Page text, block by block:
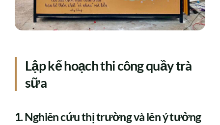
Lập kế hoạch thi công quầy trà
sữa
1. Nghiên cứu thị trường và lên ý tưởng